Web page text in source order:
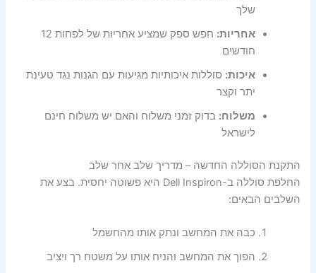
שלך
אחריות:
חפש ספק שמציע אחריות של לפחות 12
חודשים
איכות: סוללות איכותיות מגיעות עם הגנות נגד טעינת
יתר וקצר
משלוח: בדוק זמני משלוח והאם יש משלוח חינם
לישראל
התקנת הסוללה החדשה – מדריך שלב אחר שלב
החלפת סוללה ב-Dell Inspiron היא פשוטה יחסית. בצע את
השלבים הבאים:
כבה את המחשב ונתק אותו מהחשמל
הפוך את המחשב והניח אותו על משטח רך ויציב